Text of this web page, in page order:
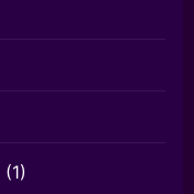
(1)